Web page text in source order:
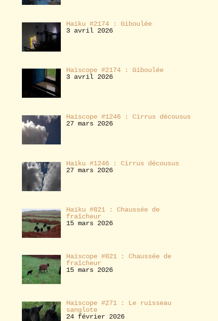
Haïku #2174 : Giboulée
3 avril 2026
Haïscope #2174 : Giboulée
3 avril 2026
Haïscope #1246 : Cirrus décousus
27 mars 2026
Haïku #1246 : Cirrus décousus
27 mars 2026
Haïku #821 : Chaussée de
fraîcheur
15 mars 2026
Haïscope #821 : Chaussée de
fraîcheur
15 mars 2026
Haïscope #271 : Le ruisseau
sanglote
24 février 2026